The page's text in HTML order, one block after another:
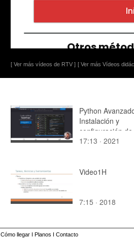
[ Ver más vídeos de RTV ] [ Ver más Vídeos
Python
Instalación y
configuración de
VSCODE
17:13 · 2021
Video1H
7:15 · 2018
Cómo llegar I Planos I Contacto